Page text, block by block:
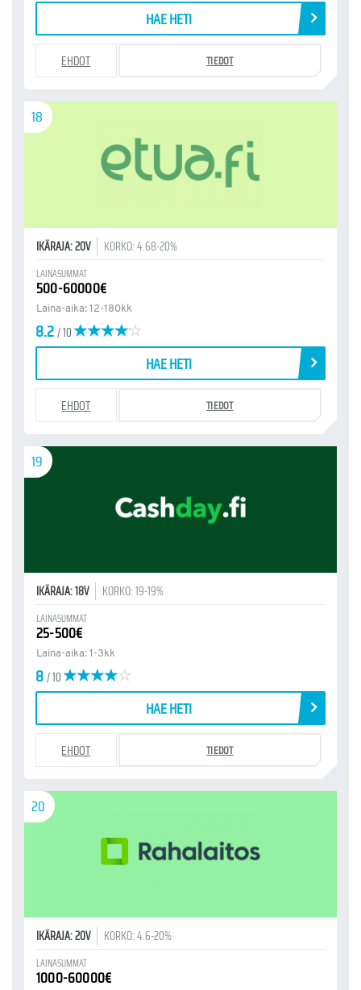
HAE HETI
EHDOT TIEDOT
18
IKÄRAJA: 20V KORKO: 4.68-20%
LAINASUMMAT
500-60000€
Laina-aika: 12-180kk
8.2/ 10
HAE HETI
EHDOT TIEDOT
19
IKÄRAJA: 18V KORKO: 19-19%
LAINASUMMAT
25-500€
Laina-aika: 1-3kk
8/ 10
HAE HETI
EHDOT TIEDOT
20
IKÄRAJA: 20V KORKO: 4.6-20%
LAINASUMMAT
1000-60000€